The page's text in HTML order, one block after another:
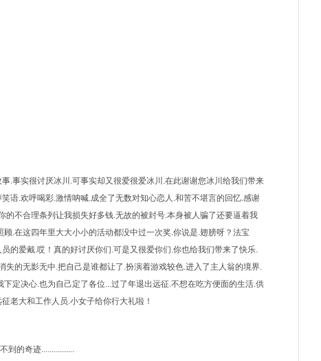
.事实很讨厌冰川.可事实却又很爱很爱冰川.在此谢谢您冰川给我们带来
语.欢呼喝彩.激情呐喊.成全了无数对知心恋人.和苦不堪言的回忆.感谢
不合理条列让我损失好多钱.无故的被封号.本身被人骗了还要逼着我
.在这四年里大大小小的活动都没中过一次奖.你说是.翅膀呀？法宝
的爱戴.哎！真的好讨厌你们.可是又很爱你们.你也给我们带来了快乐.
的无影无中.把自己是谁都让了.扮演着游戏较色.进入了主人翁的境界.
定决心.也为自己定了各位...过了年退出远征.不想在吃方便面的生活.供
老大和工作人员.小女子给你行大礼啦！
到的奇迹................